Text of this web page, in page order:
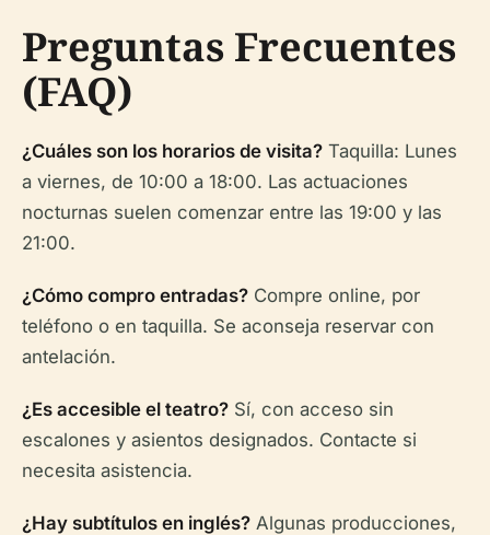
Preguntas Frecuentes
(FAQ)
¿Cuáles son los horarios de visita? Taquilla: Lunes
a viernes, de 10:00 a 18:00. Las actuaciones
nocturnas suelen comenzar entre las 19:00 y las
21:00.
¿Cómo compro entradas? Compre online, por
teléfono o en taquilla. Se aconseja reservar con
antelación.
¿Es accesible el teatro? Sí, con acceso sin
escalones y asientos designados. Contacte si
necesita asistencia.
¿Hay subtítulos en inglés? Algunas producciones,